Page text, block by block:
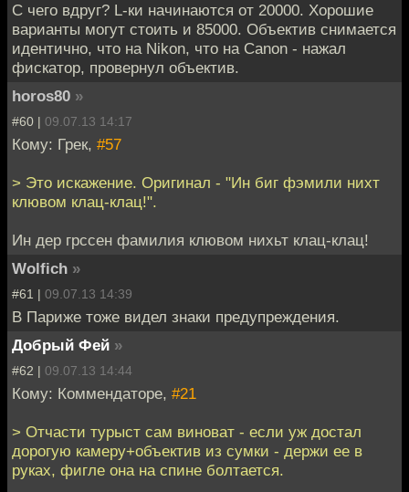
С чего вдруг? L-ки начинаются от 20000. Хорошие
варианты могут стоить и 85000. Объектив снимается
идентично, что на Nikon, что на Canon - нажал
фискатор, провернул объектив.
horos80 »
#60 | 09.07.13 14:17
Кому: Грек, #57
> Это искажение. Оригинал - "Ин биг фэмили нихт
клювом клац-клац!".
Ин дер грссен фамилия клювом нихьт клац-клац!
Wolfich »
#61 | 09.07.13 14:39
В Париже тоже видел знаки предупреждения.
Добрый Фей »
#62 | 09.07.13 14:44
Кому: Коммендаторе, #21
> Отчасти турыст сам виноват - если уж достал
дорогую камеру+объектив из сумки - держи ее в
руках, фигле она на спине болтается.